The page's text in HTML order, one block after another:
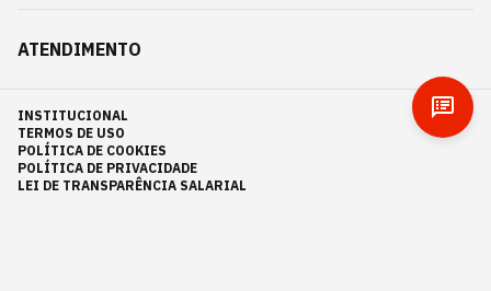
ATENDIMENTO
INSTITUCIONAL
TERMOS DE USO
POLÍTICA DE COOKIES
POLÍTICA DE PRIVACIDADE
LEI DE TRANSPARÊNCIA SALARIAL